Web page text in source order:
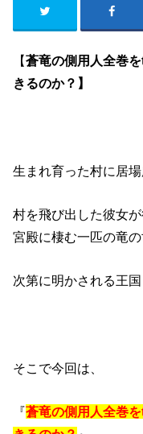
【蒼竜の側用人全巻
きるのか？ 】
生まれ育った村に居
村を飛び出した彼女
宮殿に棲む一匹の竜の
次第に明かされる王
そこで今回は、
『蒼竜の側用人全巻